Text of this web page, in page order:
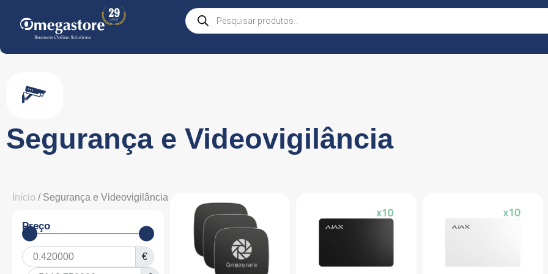
Products
search
Segurança e Videovigilância
Início / Segurança e Videovigilância
Preço
€